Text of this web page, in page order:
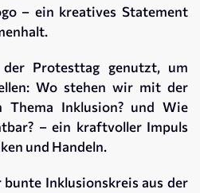
– ein kreatives Statement
Protesttag genutzt, um
Wo stehen wir mit der
Thema Inklusion? und Wie
– ein kraftvoller Impuls
und Handeln.
Inklusionskreis aus der